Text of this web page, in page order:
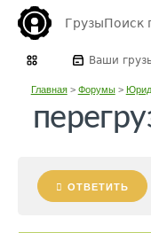
ГрузыПоиск
Ваши
Главная> Форумы>
ОТВЕТИТЬ